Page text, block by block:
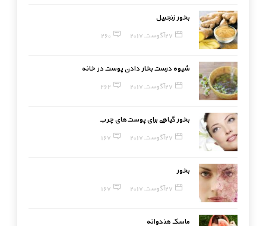
بخور زنجبیل
27 آگوست, 2017 260
شیوه درست بخار دادن پوست در خانه
27 آگوست, 2017 262
بخور گیاهی برای پوست‌های چرب
27 آگوست, 2017 167
بخور
27 آگوست, 2017 167
ماسک هندوانه